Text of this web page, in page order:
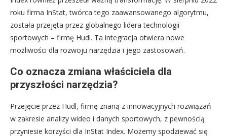
roku firma InStat, twórca tego zaawansowanego algorytmu,
została przejęta przez globalnego lidera technologii
sportowych – firmę Hudl. Ta integracja otwiera nowe
możliwości dla rozwoju narzędzia i jego zastosowań.
Co oznacza zmiana właściciela dla
przyszłości narzędzia?
Przejęcie przez Hudl, firmę znaną z innowacyjnych rozwiązań
w zakresie analizy wideo i danych sportowych, z pewnością
przyniesie korzyści dla InStat Index. Możemy spodziewać się